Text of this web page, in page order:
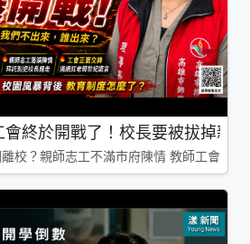
會終於開戰了！校長要被拔掉親
校？親師志工不滿市府陳情 教師工會槓